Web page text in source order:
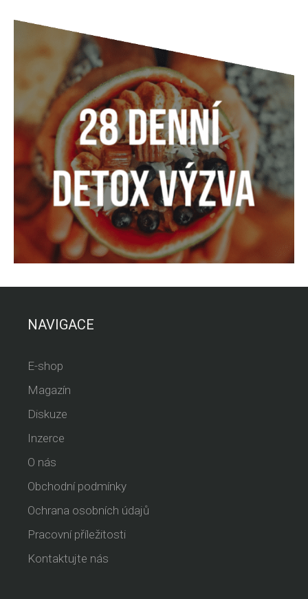
NAVIGACE
E-shop
Magazín
Diskuze
Inzerce
O nás
Obchodní podmínky
Ochrana osobních údajů
Pracovní příležitosti
Kontaktujte nás